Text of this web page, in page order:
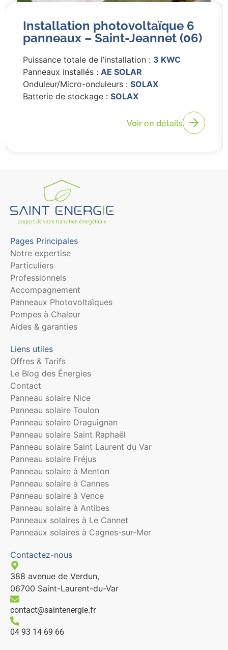
Installation photovoltaïque 6
panneaux – Saint-Jeannet (06)
Puissance totale de l’installation : 3 KWC
Panneaux installés : AE SOLAR
Onduleur/Micro-onduleurs : SOLAX
Batterie de stockage : SOLAX
Voir en détails
Pages Principales
Notre expertise
Particuliers
Professionnels
Accompagnement
Panneaux Photovoltaïques
Pompes à Chaleur
Aides & garanties
Liens utiles
Offres & Tarifs
Le Blog des Énergies
Contact
Panneau solaire Nice
Panneau solaire Toulon
Panneau solaire Draguignan
Panneau solaire Saint Raphaël
Panneau solaire Saint Laurent du Var
Panneau solaire Fréjus
Panneau solaire à Menton
Panneau solaire à Cannes
Panneau solaire à Vence
Panneau solaire à Antibes
Panneaux solaires à Le Cannet
Panneaux solaires à Cagnes-sur-Mer
Contactez-nous
388 avenue de Verdun,
06700 Saint-Laurent-du-Var
contact@saintenergie.fr
04 93 14 69 66